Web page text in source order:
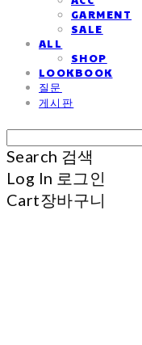
GARMENT
SALE
ALL
SHOP
LOOKBOOK
질문
게시판
Search 검색
Log In 로그인
Cart장바구니